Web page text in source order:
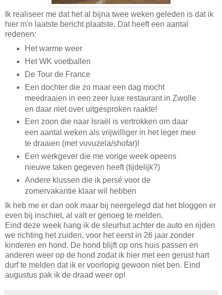
Ik realiseer me dat het al bijna twee weken geleden is dat ik
hier m'n laatste bericht plaatste. Dat heeft een aantal
redenen:
Het warme weer
Het WK voetballen
De Tour de France
Een dochter die zo maar een dag mocht
meedraaien in een zeer luxe restaurant in Zwolle
en daar niet over uitgesproken raakte!
Een zoon die naar Israël is vertrokken om daar
een aantal weken als vrijwilliger in het leger mee
te draaien (met vuvuzela/shofar)!
Een werkgever die me vorige week opeens
nieuwe taken gegeven heeft (tijdelijk?)
Andere klussen die ik persé voor de
zomervakantie klaar wil hebben
Ik heb me er dan ook maar bij neergelegd dat het bloggen er
even bij inschiet, al valt er genoeg te melden.
Eind deze week hang ik de sleurhut achter de auto en rijden
we richting het zuiden, voor het eerst in 26 jaar zonder
kinderen en hond. De hond blijft op ons huis passen en
anderen weer op de hond zodat ik hier met een gerust hart
durf te melden dat ik er voorlopig gewoon niet ben. Eind
augustus pak ik de draad weer op!